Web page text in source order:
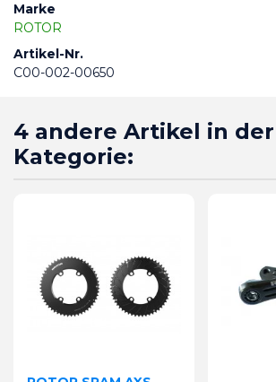
Marke
ROTOR
Artikel-Nr.
C00-002-00650
4 andere Artikel in
Kategorie: